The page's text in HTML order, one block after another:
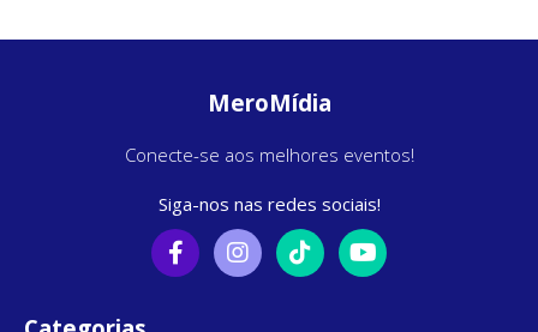
MeroMídia
Conecte-se aos melhores eventos!
Siga-nos nas redes sociais!